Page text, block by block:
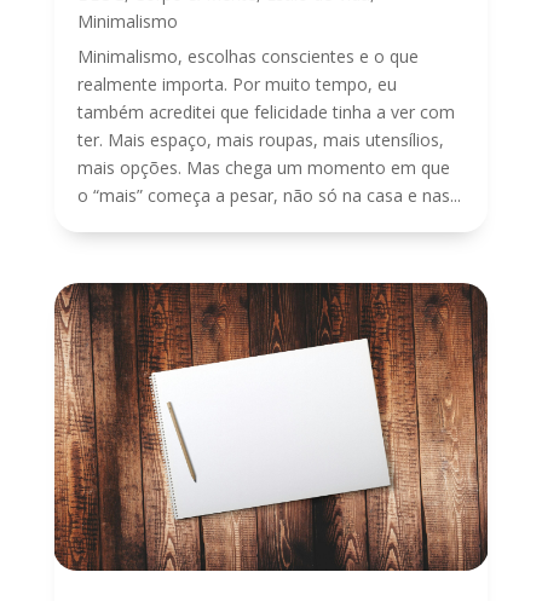
Minimalismo
Minimalismo, escolhas conscientes e o que
realmente importa. Por muito tempo, eu
também acreditei que felicidade tinha a ver com
ter. Mais espaço, mais roupas, mais utensílios,
mais opções. Mas chega um momento em que
o “mais” começa a pesar, não só na casa e nas...